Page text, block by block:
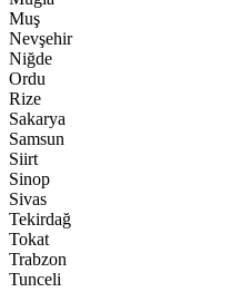
Muş
Nevşehir
Niğde
Ordu
Rize
Sakarya
Samsun
Siirt
Sinop
Sivas
Tekirdağ
Tokat
Trabzon
Tunceli